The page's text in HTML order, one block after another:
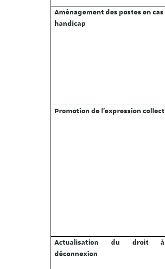
Aménagement des postes en cas
handicap
Promotion de l’expression
Actualisation du droit
déconnexion